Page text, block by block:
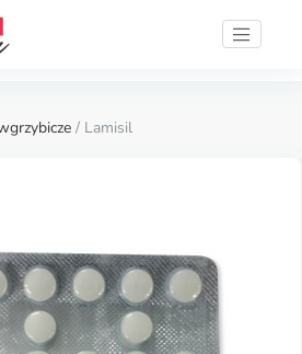
/ Lamisil